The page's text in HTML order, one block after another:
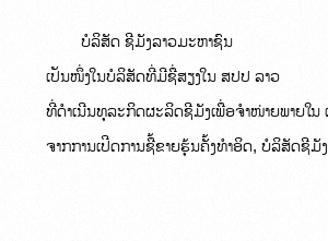
ບໍລິສັດ ຊີມັງລາວມະຫາຊົນ
ເປັນໜຶ່ງໃນບໍລິສັດທີ່ມີຊື່ສຽງໃນ ສປປ ລາວ
ທີ່ດຳເນີນທຸລະກິດຜະລິດຊີມັງເພື່ອຈຳໜ່າຍພາຍໃນ
ຈາກການເປີດການຊື້ຂາຍຮຸ້ນຄັ້ງທຳອິດ, ບໍລິສັດຊີ